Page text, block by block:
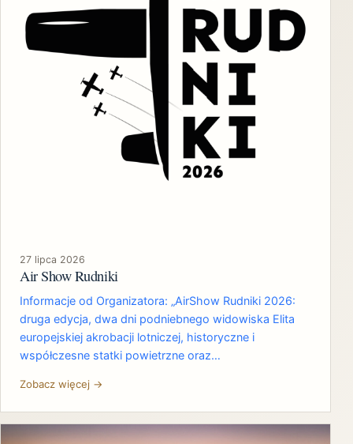
27 lipca 2026
Air Show Rudniki
Informacje od Organizatora: „AirShow Rudniki 2026:
druga edycja, dwa dni podniebnego widowiska Elita
europejskiej akrobacji lotniczej, historyczne i
współczesne statki powietrzne oraz…
Zobacz więcej →